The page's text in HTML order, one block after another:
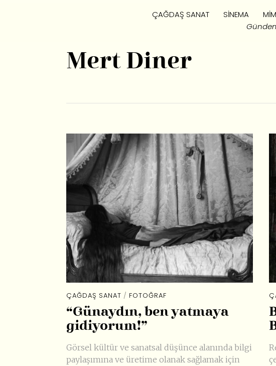
ÇAĞDAŞ SANAT SINEMA
Mert Diner
ÇAĞDAŞ SANAT / FOTOĞRAF
“Günaydın, ben yatmaya
gidiyorum!”
Görsel kültür ve sanatsal düşünce alanında bilgi
paylaşımına ve üretime olanak sağlamak için